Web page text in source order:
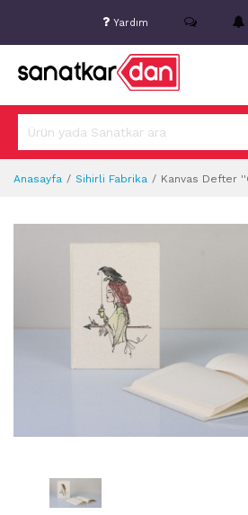
Yardım
Anasayfa Sihirli Fabrika Kanvas Defter